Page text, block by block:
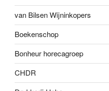
van Bilsen Wijninkopers
Boekenschop
Bonheur horecagroep
CHDR